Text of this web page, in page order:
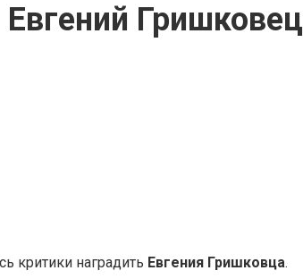
Евгений Гришковец
критики наградить Евгения Гришковца.